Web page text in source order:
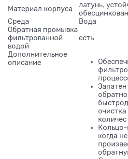
Материал корпуса
латунь,
Среда
Вода
Обратная промывка
фильтрованной
водой
есть
Дополнительное
описание
Кольцо-
когда